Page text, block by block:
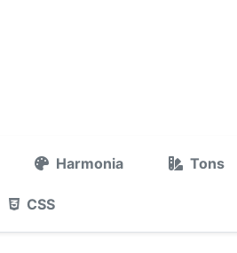
Harmonia Tons
CSS